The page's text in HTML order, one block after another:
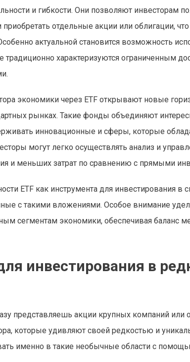
и гибкости. Они позволяют инвесторам
отдельные акции или облигации,
актуальной становится возможность
характеризуются ограниченным
экономики через ETF открывают новые
рынках. Такие фонды объединяют
инновационные и сферы, которые
могут легко осуществлять анализ и
и меньших затрат по сравнению с прямыми
ETF как инструмента для инвестирования в
с такими вложениями. Особое внимание
сегментам экономики, обеспечивая баланс
инвестирования в
представляешь акции крупных компаний или
которые удивляют своей редкостью и
именно в такие необычные области с